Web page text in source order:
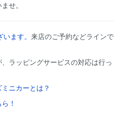
せ。
います。来店のご予約などラインで
、ラッピングサービスの対応は行っ
ニカーとは？
！